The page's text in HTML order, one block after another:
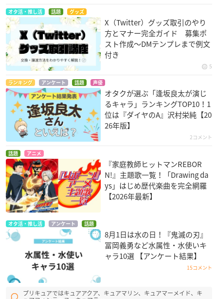
オタ活・推し活 話題 グッズ
X（Twitter）グッズ取引のやり
方とマナー完全ガイド 募集ポ
スト作成〜DMテンプレまで例文
付き
5
ランキング アンケート 話題 声優
オタクが選ぶ「逢坂良太が演じ
るキャラ」ランキングTOP10！1
位は『ダイヤのA』沢村栄純【20
26年版】
2コメント
話題 アニメ
『家庭教師ヒットマンREBOR
N!』主題歌一覧！「Drawing da
ys」はじめ歴代楽曲を完全網羅
【2026年最新】
オタ活・推し活 アンケート 話題
8月1日は水の日！『鬼滅の刃』
冨岡義勇など水属性・水使いキ
ャラ10選 【アンケート結果】
15コメント
プリキュアではキュアアクア、キュアマリン、キュアマーメイド、キ